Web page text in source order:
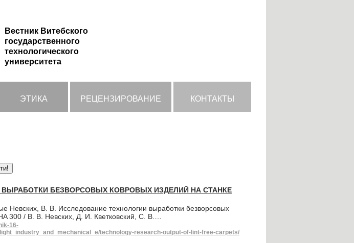
Вестник Витебского
государственного
технологического
университета
ЭТИКА РЕЦЕНЗИРОВАНИЕ КОНТАКТЫ
БЕЗВОРСОВЫХ КОВРОВЫХ ИЗДЕЛИЙ НА СТАНКЕ
Невских, В. В. Исследование технологии выработки безворсовых
300 / В. В. Невских, Д. И. Кветковский, С. В.…
16-
technology-research-output-of-lint-free-carpets/